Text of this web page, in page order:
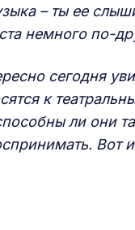
– ты ее
немного по-
сегодня
к
ли они
Вот